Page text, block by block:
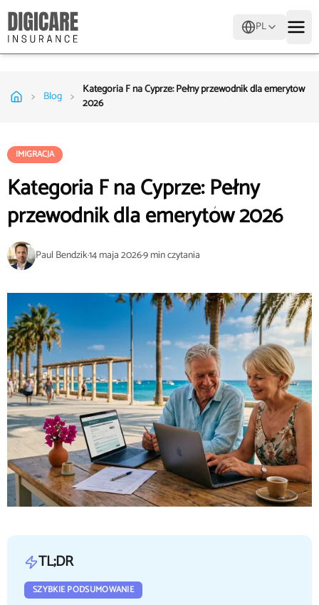
PL
> Blog > Kategoria F na Cyprze: Pełny przewodnik dla emerytów
2026
IMIGRACJA
Kategoria F na Cyprze: Pełny
przewodnik dla emerytów 2026
Paul Bendzik·14 maja 2026·9min czytania
TL;DR
SZYBKIE PODSUMOWANIE